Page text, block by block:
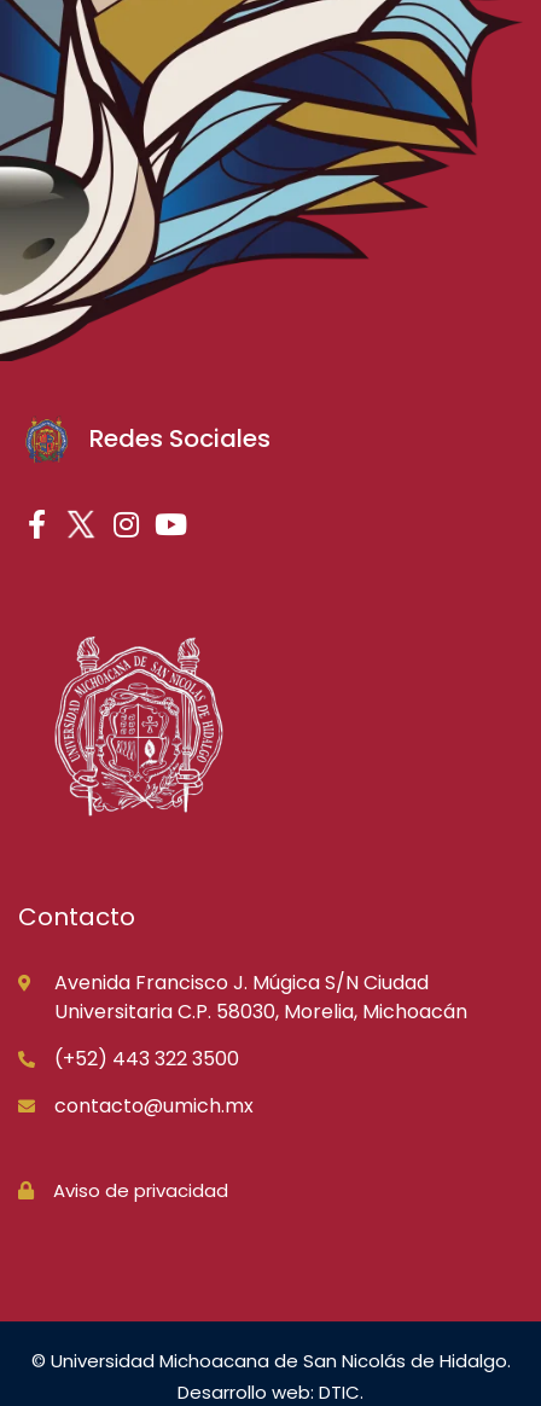
Redes Sociales
Contacto
Avenida Francisco J. Múgica S/N Ciudad
Universitaria C.P. 58030, Morelia, Michoacán
(+52) 443 322 3500
contacto@umich.mx
Aviso de privacidad
© Universidad Michoacana de San Nicolás de Hidalgo.
Desarrollo web: DTIC.